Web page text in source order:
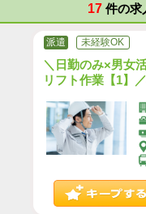
17 件の求
派遣 未経験OK
＼日勤のみ×男女
リフト作業【1】